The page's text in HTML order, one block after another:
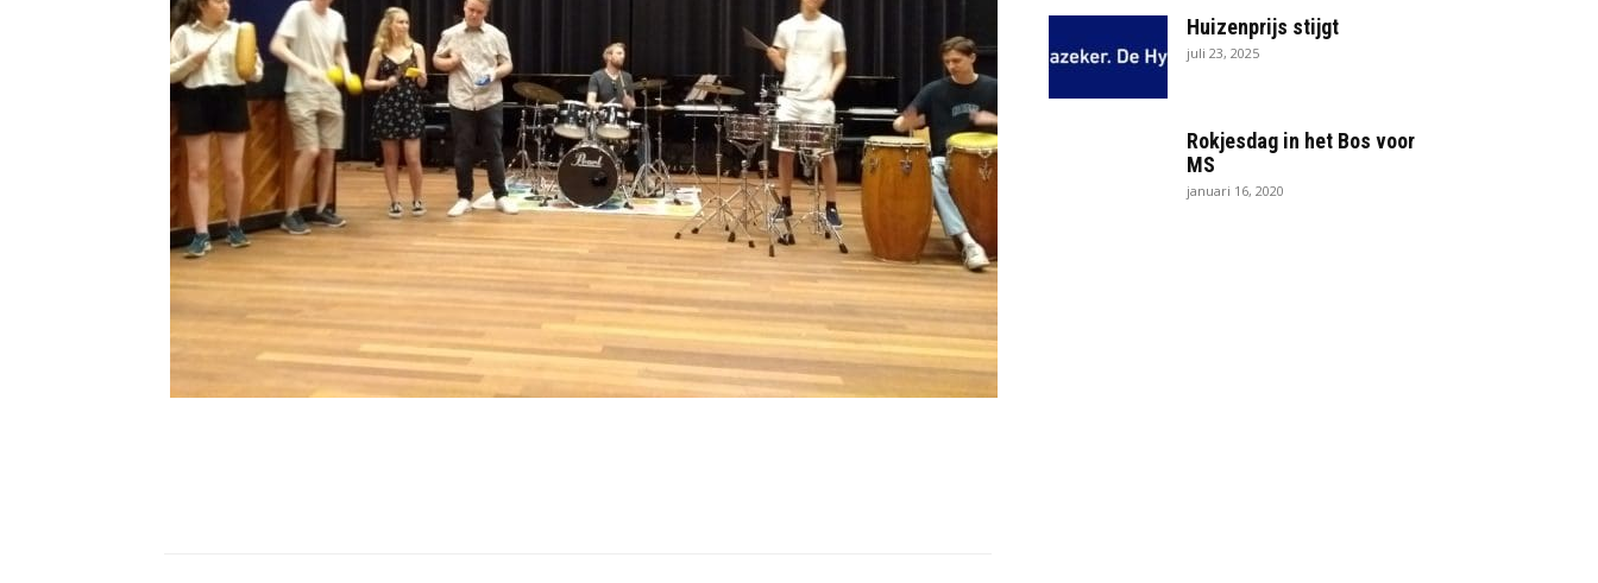
Huizenprijs stijgt
juli 23, 2025
Rokjesdag in het Bos voor
MS
januari 16, 2020